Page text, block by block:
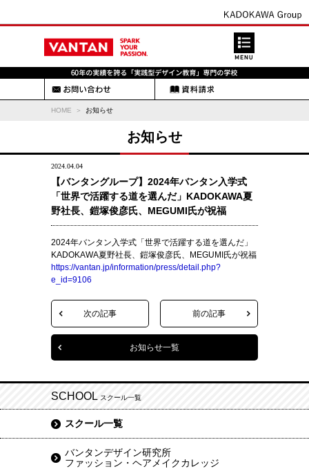
HOME お知らせ
お知らせ
2024.04.04
【バンタングループ】2024年バンタン入学式
「世界で活躍する道を選んだ」KADOKAWA夏
野社長、鎧塚俊彦氏、MEGUMI氏が祝福
2024年バンタン入学式「世界で活躍する道を選んだ」
KADOKAWA夏野社長、鎧塚俊彦氏、MEGUMI氏が祝福
https://vantan.jp/information/press/detail.php?
e_id=9106
次の記事 前の記事
お知らせ一覧
SCHOOL スクール一覧
スクール一覧
バンタンデザイン研究所
ファッション・ヘアメイクカレッジ